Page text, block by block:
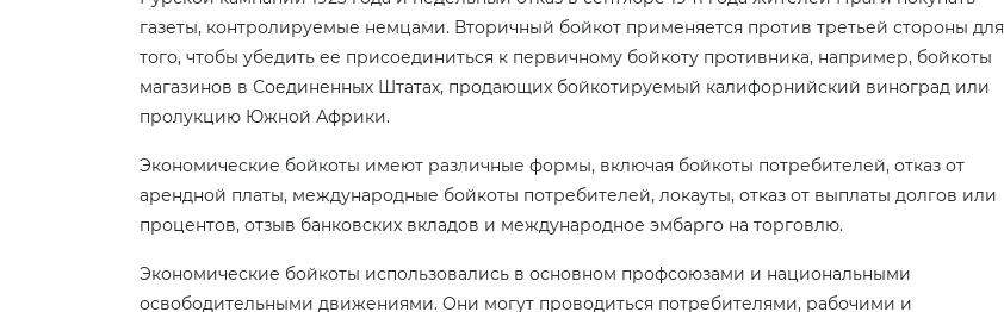
газеты, контролируемые немцами. Вторичный бойкот применяется против третьей стороны для
того, чтобы убедить ее присоединиться к первичному бойкоту противника, например, бойкоты
магазинов в Соединенных Штатах, продающих бойкотируемый калифорнийский виноград или
пролукцию Южной Африки.
Экономические бойкоты имеют различные формы, включая бойкоты потребителей, отказ от
арендной платы, международные бойкоты потребителей, локауты, отказ от выплаты долгов или
процентов, отзыв банковских вкладов и международное эмбарго на торговлю.
Экономические бойкоты использовались в основном профсоюзами и национальными
освободительными движениями. Они могут проводиться потребителями, рабочими и